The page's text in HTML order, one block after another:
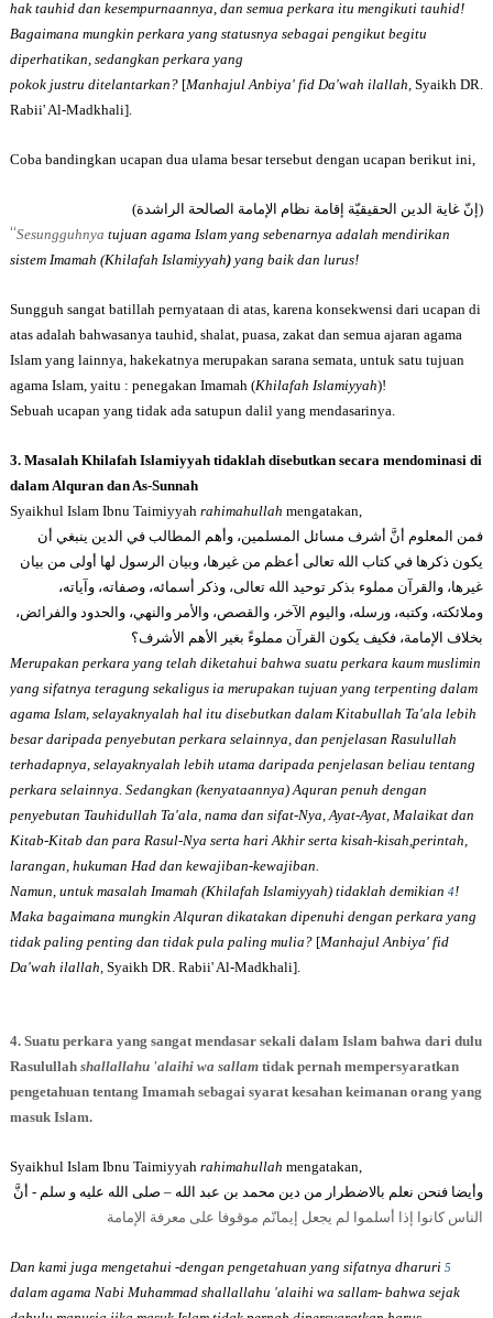
hak tauhid dan kesempurnaannya, dan semua perkara itu mengikuti tauhid!
Bagaimana mungkin perkara yang statusnya sebagai pengikut begitu
diperhatikan, sedangkan perkara yang
pokok justru ditelantarkan? [Manhajul Anbiya' fid Da'wah ilallah, Syaikh DR.
Rabii' Al-Madkhali].
Coba bandingkan ucapan dua ulama besar tersebut dengan ucapan berikut ini,
(إنّ غاية الدين الحقيقيّة إقامة نظام الإمامة الصالحة الراشدة)
“Sesungguhnya tujuan agama Islam yang sebenarnya adalah mendirikan
sistem Imamah (Khilafah Islamiyyah) yang baik dan lurus!
Sungguh sangat batillah pernyataan di atas, karena konsekwensi dari ucapan di
atas adalah bahwasanya tauhid, shalat, puasa, zakat dan semua ajaran agama
Islam yang lainnya, hakekatnya merupakan sarana semata, untuk satu tujuan
agama Islam, yaitu : penegakan Imamah (Khilafah Islamiyyah)!
Sebuah ucapan yang tidak ada satupun dalil yang mendasarinya.
3. Masalah Khilafah Islamiyyah tidaklah disebutkan secara mendominasi di
dalam Alquran dan As-Sunnah
Syaikhul Islam Ibnu Taimiyyah rahimahullah mengatakan,
فمن المعلوم أنَّ أشرف مسائل المسلمين، وأهم المطالب في الدين ينبغي أن
يكون ذكرها في كتاب الله تعالى أعظم من غيرها، وبيان الرسول لها أولى من بيان
غيرها، والقرآن مملوء بذكر توحيد الله تعالى، وذكر أسمائه، وصفاته، وآياته،
وملائكته، وكتبه، ورسله، واليوم الآخر، والقصص، والأمر والنهي، والحدود والفرائض،
بخلاف الإمامة، فكيف يكون القرآن مملوءً بغير الأهم الأشرف؟
Merupakan perkara yang telah diketahui bahwa suatu perkara kaum muslimin
yang sifatnya teragung sekaligus ia merupakan tujuan yang terpenting dalam
agama Islam, selayaknyalah hal itu disebutkan dalam Kitabullah Ta'ala lebih
besar daripada penyebutan perkara selainnya, dan penjelasan Rasulullah
terhadapnya, selayaknyalah lebih utama daripada penjelasan beliau tentang
perkara selainnya. Sedangkan (kenyataannya) Aquran penuh dengan
penyebutan Tauhidullah Ta'ala, nama dan sifat-Nya, Ayat-Ayat, Malaikat dan
Kitab-Kitab dan para Rasul-Nya serta hari Akhir serta kisah-kisah,perintah,
larangan, hukuman Had dan kewajiban-kewajiban.
Namun, untuk masalah Imamah (Khilafah Islamiyyah) tidaklah demikian 4!
Maka bagaimana mungkin Alquran dikatakan dipenuhi dengan perkara yang
tidak paling penting dan tidak pula paling mulia? [Manhajul Anbiya' fid
Da'wah ilallah, Syaikh DR. Rabii' Al-Madkhali].
4. Suatu perkara yang sangat mendasar sekali dalam Islam bahwa dari dulu
Rasulullah shallallahu 'alaihi wa sallamtidak pernah mempersyaratkan
pengetahuan tentang Imamah sebagai syarat kesahan keimanan orang yang
masuk Islam.
Syaikhul Islam Ibnu Taimiyyah rahimahullah mengatakan,
وأيضا فنحن نعلم بالاضطرار من دين محمد بن عبد الله – صلى الله عليه و سلم - أنَّ
الناس كانوا إذا أسلموا لم يجعل إيمانّم موقوفا على معرفة الإمامة
Dan kami juga mengetahui -dengan pengetahuan yang sifatnya dharuri 5
dalam agama Nabi Muhammad shallallahu 'alaihi wa sallam- bahwa sejak